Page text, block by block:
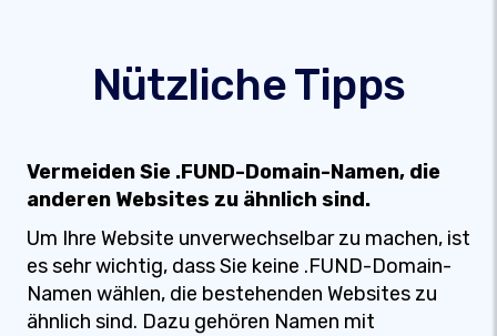
Nützliche Tipps
Vermeiden Sie .FUND-Domain-Namen, die
anderen Websites zu ähnlich sind.
Um Ihre Website unverwechselbar zu machen, ist
es sehr wichtig, dass Sie keine .FUND-Domain-
Namen wählen, die bestehenden Websites zu
ähnlich sind. Dazu gehören Namen mit